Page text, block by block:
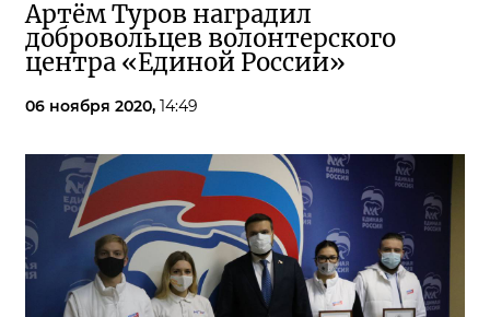
Артём Туров наградил
добровольцев волонтерского
центра «Единой России»
06 ноября 2020, 14:49